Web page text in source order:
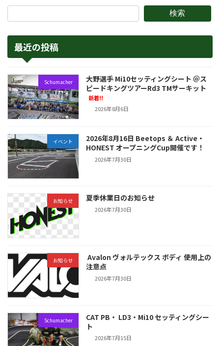
検索
最近の投稿
Schumacher
大野選手 Mi10セッティングシート ＠ス
ピードキングツアーRd3 TMサーキット
新着!!
2026年8月6日
イベント
2026年8月16日 Beetops ＆ Active・
HONEST オープニングCup開催です！
2026年7月30日
お知らせ 夏季休業日のお知らせ
2026年7月30日
お知らせ
Avalon ヴォルテックス ボディ 使用上の
注意点
2026年7月30日
Schumacher
CAT PB・ LD3・Mi10 セッティングシー
ト
2026年7月15日